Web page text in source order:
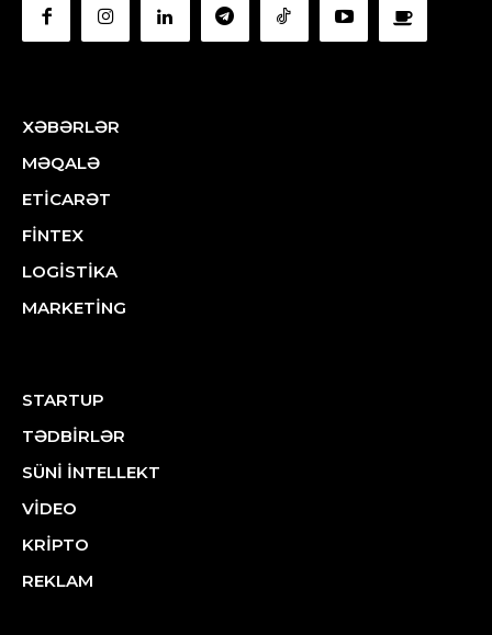
XƏBƏRLƏR
MƏQALƏ
ETİCARƏT
FİNTEX
LOGİSTİKA
MARKETİNG
STARTUP
TƏDBİRLƏR
SÜNİ İNTELLEKT
VİDEO
KRİPTO
REKLAM